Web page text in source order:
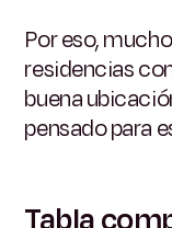
Por eso,
residencias
buena
pensado para